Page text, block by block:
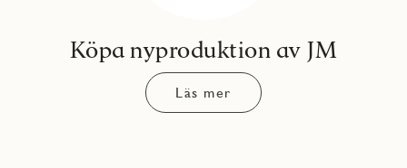
Köpa nyproduktion av JM
Läs mer